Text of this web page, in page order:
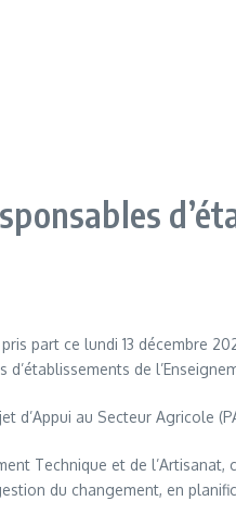
part ce lundi 13 décembre
de
d’Appui au Secteur Agricole
Technique et de
du changement, en